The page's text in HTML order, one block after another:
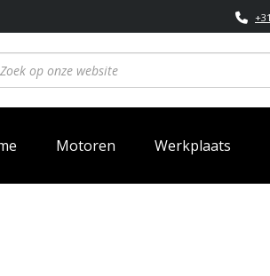
Motoren Werkplaats